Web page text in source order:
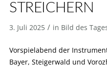
STREICHERN
3. Juli 2025 / in Bild des
Vorspielabend der
Bayer, Steigerwald und